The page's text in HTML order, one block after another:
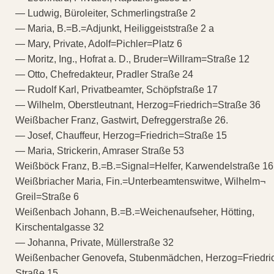
— Ludwig, Büroleiter, Schmerlingstraße 2
— Maria, B.=B.=Adjunkt, Heiliggeiststraße 2 a
— Mary, Private, Adolf=Pichler=Platz 6
— Moritz, Ing., Hofrat a. D., Bruder=Willram=Straße 12
— Otto, Chefredakteur, Pradler Straße 24
— Rudolf Karl, Privatbeamter, Schöpfstraße 17
— Wilhelm, Oberstleutnant, Herzog=Friedrich=Straße 36
Weißbacher Franz, Gastwirt, Defreggerstraße 26.
— Josef, Chauffeur, Herzog=Friedrich=Straße 15
— Maria, Strickerin, Amraser Straße 53
Weißböck Franz, B.=B.=Signal=Helfer, Karwendelstraße 16
Weißbriacher Maria, Fin.=Unterbeamtenswitwe, Wilhelm¬
Greil=Straße 6
Weißenbach Johann, B.=B.=Weichenaufseher, Hötting,
Kirschentalgasse 32
— Johanna, Private, Müllerstraße 32
Weißenbacher Genovefa, Stubenmädchen,